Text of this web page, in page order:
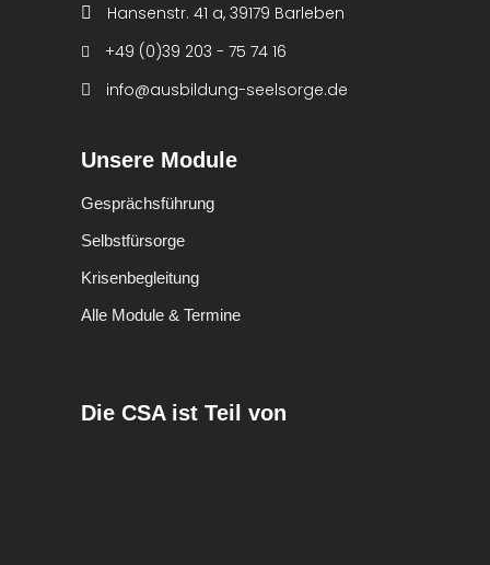
Hansenstr. 41 a, 39179 Barleben
+49 (0)39 203 - 75 74 16
info@ausbildung-seelsorge.de
Unsere Module
Gesprächsführung
Selbstfürsorge
Krisenbegleitung
Alle Module & Termine
Die CSA ist Teil von